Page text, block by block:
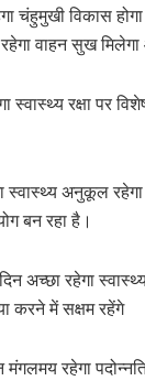
चंहुमुखी विकास
वाहन सुख मिलेगा
स्वास्थ्य रक्षा
स्वास्थ्य अनुकूल
बन रहा है।
अच्छा रहेगा
करने में सक्षम रहेंगे
रहेगा